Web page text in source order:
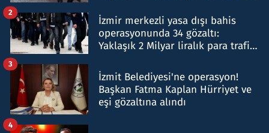
İzmir merkezli yasa dışı bahis
operasyonunda 34 gözaltı:
Yaklaşık 2 Milyar liralık para trafiği
2
İzmit Belediyesi'ne operasyon!
Başkan Fatma Kaplan Hürriyet ve
eşi gözaltına alındı
3
4